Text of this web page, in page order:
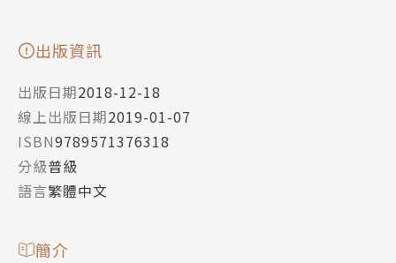
出版資訊
出版日期2018-12-18
線上出版日期2019-01-07
ISBN9789571376318
分級普級
語言繁體中文
簡介